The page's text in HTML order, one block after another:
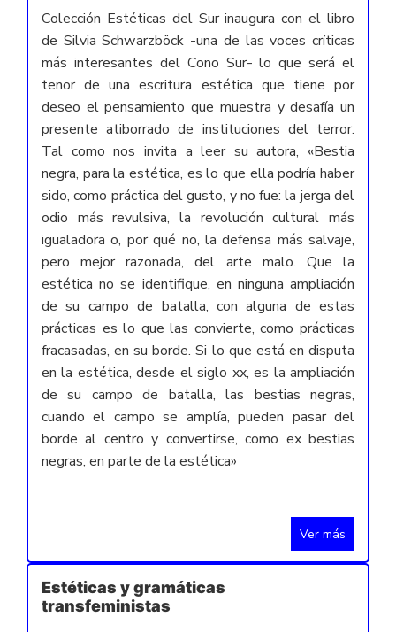
Colección Estéticas del Sur inaugura con el libro
de Silvia Schwarzböck -una de las voces críticas
más interesantes del Cono Sur- lo que será el
tenor de una escritura estética que tiene por
deseo el pensamiento que muestra y desafía un
presente atiborrado de instituciones del terror.
Tal como nos invita a leer su autora, «Bestia
negra, para la estética, es lo que ella podría haber
sido, como práctica del gusto, y no fue: la jerga del
odio más revulsiva, la revolución cultural más
igualadora o, por qué no, la defensa más salvaje,
pero mejor razonada, del arte malo. Que la
estética no se identifique, en ninguna ampliación
de su campo de batalla, con alguna de estas
prácticas es lo que las convierte, como prácticas
fracasadas, en su borde. Si lo que está en disputa
en la estética, desde el siglo xx, es la ampliación
de su campo de batalla, las bestias negras,
cuando el campo se amplía, pueden pasar del
borde al centro y convertirse, como ex bestias
negras, en parte de la estética»
Ver más
Estéticas y gramáticas
transfeministas